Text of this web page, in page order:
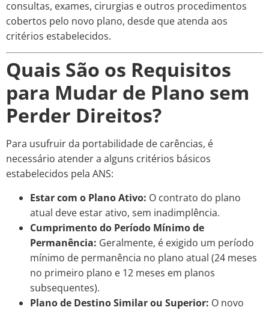
consultas, exames, cirurgias e outros procedimentos
cobertos pelo novo plano, desde que atenda aos
critérios estabelecidos.
Quais São os Requisitos
para Mudar de Plano sem
Perder Direitos?
Para usufruir da portabilidade de carências, é
necessário atender a alguns critérios básicos
estabelecidos pela ANS:
Estar com o Plano Ativo: O contrato do plano
atual deve estar ativo, sem inadimplência.
Cumprimento do Período Mínimo de
Permanência: Geralmente, é exigido um período
mínimo de permanência no plano atual (24 meses
no primeiro plano e 12 meses em planos
subsequentes).
Plano de Destino Similar ou Superior: O novo